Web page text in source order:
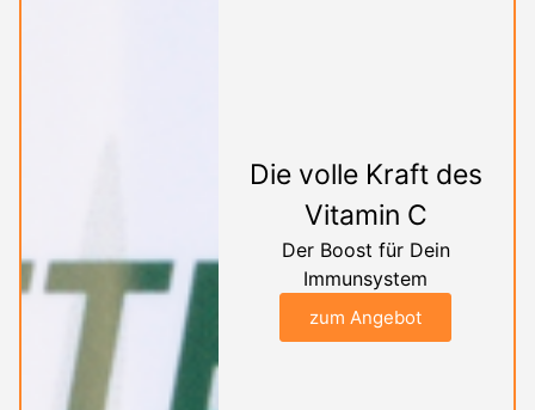
Die volle Kraft des
Vitamin C
Der Boost für Dein
Immunsystem
zum Angebot